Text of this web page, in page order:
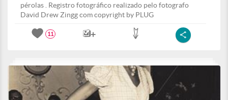
pérolas . Registro fotográfico realizado pelo fotografo
David Drew Zingg com copyright by PLUG
11